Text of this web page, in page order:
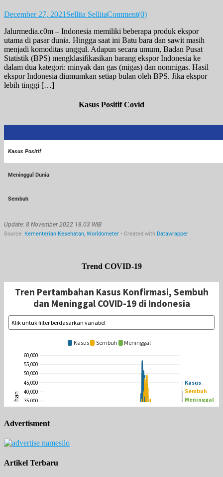
December 27, 2021 Sellita SellitaComment(0)
Jalurmedia.c0m – Indonesia memiliki beberapa produk ekspor
utama di pasar dunia. Hingga saat ini Batu bara dan sawit masih
menjadi komoditas unggul. Adapun secara umum, Badan Pusat
Statistik (BPS) mengklasifikasikan barang ekspor Indonesia ke
dalam dua kategori: minyak dan gas (migas) dan nonmigas. Hasil
ekspor Indonesia diumumkan setiap bulan oleh BPS. Jika ekspor
lebih tinggi […]
Kasus Positif Covid
Trend COVID-19
Advertisment
Artikel Terbaru